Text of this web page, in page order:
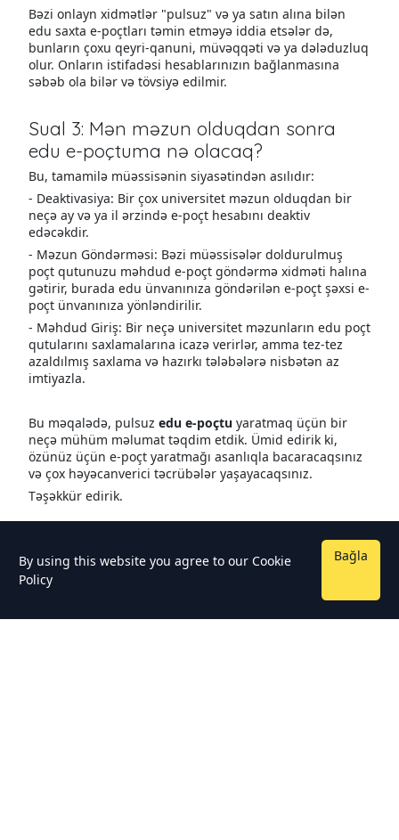
Bəzi onlayn xidmətlər "pulsuz" və ya satın alına bilən
edu saxta e-poçtları təmin etməyə iddia etsələr də,
bunların çoxu qeyri-qanuni, müvəqqəti və ya dələduzluq
olur. Onların istifadəsi hesablarınızın bağlanmasına
səbəb ola bilər və tövsiyə edilmir.
Sual 3: Mən məzun olduqdan sonra
edu e-poçtuma nə olacaq?
Bu, tamamilə müəssisənin siyasətindən asılıdır:
- Deaktivasiya: Bir çox universitet məzun olduqdan bir
neçə ay və ya il ərzində e-poçt hesabını deaktiv
edəcəkdir.
- Məzun Göndərməsi: Bəzi müəssisələr doldurulmuş
poçt qutunuzu məhdud e-poçt göndərmə xidməti halına
gətirir, burada edu ünvanınıza göndərilən e-poçt şəxsi e-
poçt ünvanınıza yönləndirilir.
- Məhdud Giriş: Bir neçə universitet məzunların edu poçt
qutularını saxlamalarına icazə verirlər, amma tez-tez
azaldılmış saxlama və hazırkı tələbələrə nisbətən az
imtiyazla.
Bu məqalədə, pulsuz edu e-poçtuyaratmaq üçün bir
neçə mühüm məlumat təqdim etdik. Ümid edirik ki,
özünüz üçün e-poçt yaratmağı asanlıqla bacaracaqsınız
və çox həyəcanverici təcrübələr yaşayacaqsınız.
Təşəkkür edirik.
By using this website you agree to our Cookie
Policy
Bağla